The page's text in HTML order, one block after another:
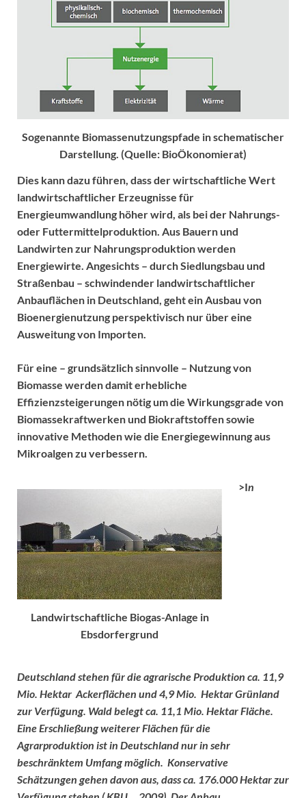
Sogenannte Biomassenutzungspfade in schematischer
Darstellung. (Quelle: BioÖkonomierat)
Dies kann dazu führen, dass der wirtschaftliche Wert
landwirtschaftlicher Erzeugnisse für
Energieumwandlung höher wird, als bei der Nahrungs-
oder Futtermittelproduktion. Aus Bauern und
Landwirten zur Nahrungsproduktion werden
Energiewirte. Angesichts – durch Siedlungsbau und
Straßenbau – schwindender landwirtschaftlicher
Anbauflächen in Deutschland, geht ein Ausbau von
Bioenergienutzung perspektivisch nur über eine
Ausweitung von Importen.
Für eine – grundsätzlich sinnvolle – Nutzung von
Biomasse werden damit erhebliche
Effizienzsteigerungen nötig um die Wirkungsgrade von
Biomassekraftwerken und Biokraftstoffen sowie
innovative Methoden wie die Energiegewinnung aus
Mikroalgen zu verbessern.
Landwirtschaftliche Biogas-Anlage in
Ebsdorfergrund
>In
Deutschland stehen für die agrarische Produktion ca. 11,9
Mio. Hektar Ackerflächen und 4,9 Mio. Hektar Grünland
zur Verfügung. Wald belegt ca. 11,1 Mio. Hektar Fläche.
Eine Erschließung weiterer Flächen für die
Agrarproduktion ist in Deutschland nur in sehr
beschränktem Umfang möglich. Konservative
Schätzungen gehen davon aus, dass ca. 176.000 Hektar zur